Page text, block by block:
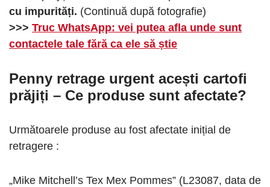
cu impurități. (Continuă după fotografie)
>>> Truc WhatsApp: vei putea afla unde sunt
contactele tale fără ca ele să știe
Penny retrage urgent acești cartofi
prăjiți – Ce produse sunt afectate?
Următoarele produse au fost afectate inițial de
retragere :
„Mike Mitchell’s Tex Mex Pommes” (L23087, data de